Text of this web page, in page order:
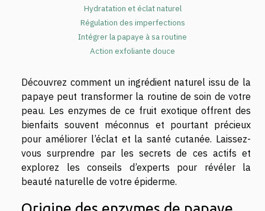
Hydratation et éclat naturel
Régulation des imperfections
Intégrer la papaye à sa routine
Action exfoliante douce
Découvrez comment un ingrédient naturel issu de la
papaye peut transformer la routine de soin de votre
peau. Les enzymes de ce fruit exotique offrent des
bienfaits souvent méconnus et pourtant précieux
pour améliorer l’éclat et la santé cutanée. Laissez-
vous surprendre par les secrets de ces actifs et
explorez les conseils d’experts pour révéler la
beauté naturelle de votre épiderme.